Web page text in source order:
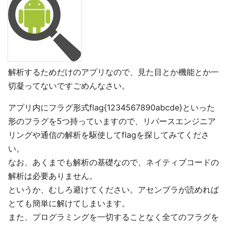
解析するためだけのアプリなので、見た目とか機能とか一
切凝ってないですごめんなさい。
アプリ内にフラグ形式flag{1234567890abcde}といった
形のフラグを5つ持っていますので、リバースエンジニア
リングや通信の解析を駆使してflagを探してみてくださ
い。
なお、あくまでも解析の基礎なので、ネイティブコードの
解析は必要ありません。
というか、むしろ避けてください。アセンブラが読めれば
とても簡単に解けてしまいます。
また、プログラミングを一切することなく全てのフラグを